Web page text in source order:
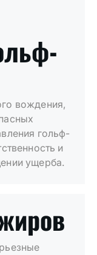
вождения,
гольф-
и
ущерба.